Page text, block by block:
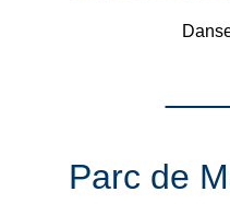
Parc de